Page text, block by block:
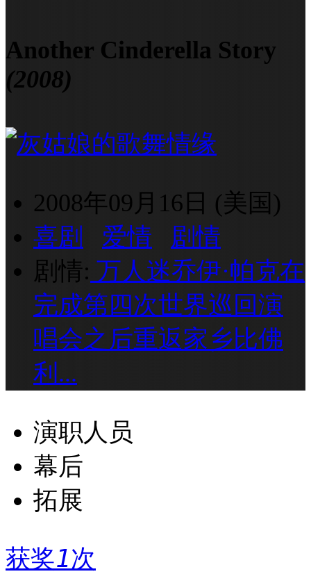
Another Cinderella Story
(2008)
2008年09月16日 (美国)
喜剧
爱情
剧情
剧情: 万人迷乔伊·帕克在
完成第四次世界巡回演
唱会之后重返家乡比佛
利...
演职人员
幕后
拓展
获奖1次